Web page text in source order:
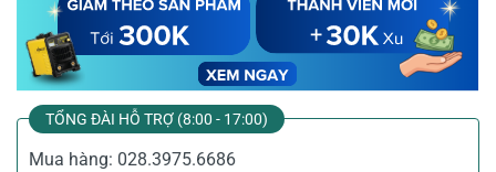
TỔNG ĐÀI HỖ TRỢ (8:00 - 17:00)
Mua hàng: 028.3975.6686